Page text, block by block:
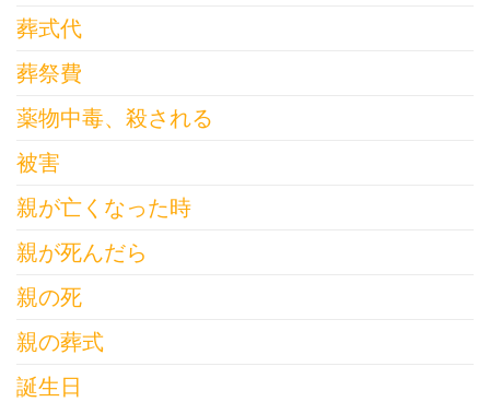
葬式代
葬祭費
薬物中毒、殺される
被害
親が亡くなった時
親が死んだら
親の死
親の葬式
誕生日